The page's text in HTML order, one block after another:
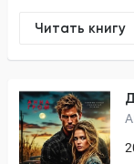
Читать книгу